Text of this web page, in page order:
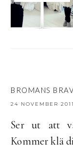
BROMANS
24 NOVEMBER
Ser ut att
Kommer klä